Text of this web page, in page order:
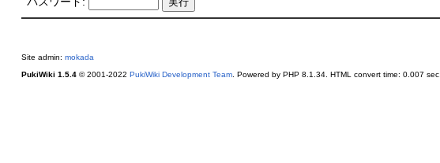
Site admin: mokada
PukiWiki 1.5.4© 2001-2022 PukiWiki Development Team. Powered by PHP 8.1.34. HTML convert time: 0.007 sec.